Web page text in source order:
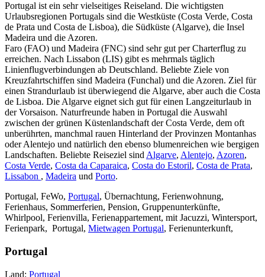
Portugal ist ein sehr vielseitiges Reiseland. Die wichtigsten
Urlaubsregionen Portugals sind die Westküste (Costa Verde, Costa
de Prata und Costa de Lisboa), die Südküste (Algarve), die Insel
Madeira und die Azoren.
Faro (FAO) und Madeira (FNC) sind sehr gut per Charterflug zu
erreichen. Nach Lissabon (LIS) gibt es mehrmals täglich
Linienflugverbindungen ab Deutschland. Beliebte Ziele von
Kreuzfahrtschiffen sind Madeira (Funchal) und die Azoren. Ziel für
einen Strandurlaub ist überwiegend die Algarve, aber auch die Costa
de Lisboa. Die Algarve eignet sich gut für einen Langzeiturlaub in
der Vorsaison. Naturfreunde haben in Portugal die Auswahl
zwischen der grünen Küstenlandschaft der Costa Verde, dem oft
unberührten, manchmal rauen Hinterland der Provinzen Montanhas
oder Alentejo und natürlich den ebenso blumenreichen wie bergigen
Landschaften. Beliebte Reiseziel sind Algarve, Alentejo, Azoren,
Costa Verde, Costa da Caparaica, Costa do Estoril, Costa de Prata,
Lissabon , Madeira und Porto.
Portugal, FeWo, Portugal, Übernachtung, Ferienwohnung,
Ferienhaus, Sommerferien, Pension, Gruppenunterkünfte,
Whirlpool, Ferienvilla, Ferienappartement, mit Jacuzzi, Wintersport,
Ferienpark, Portugal, Mietwagen Portugal, Ferienunterkunft,
Portugal
Land: Portugal